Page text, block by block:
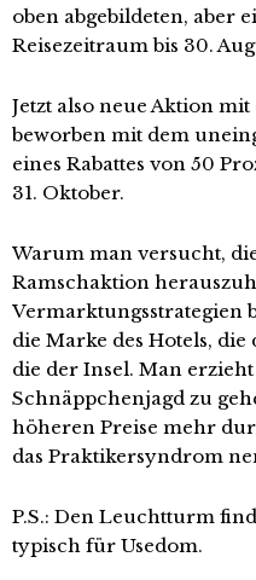
oben abgebildeten, aber
Reisezeitraum bis 30.
Jetzt also neue Aktion
beworben mit dem
eines Rabattes von 50
31. Oktober.
Warum man versucht,
Ramschaktion
Vermarktungsstrategien
die Marke des Hotels,
die der Insel. Man
Schnäppchenjagd zu
höheren Preise mehr
das Praktikersyndrom
P.S.: Den Leuchtturm
typisch für Usedom.